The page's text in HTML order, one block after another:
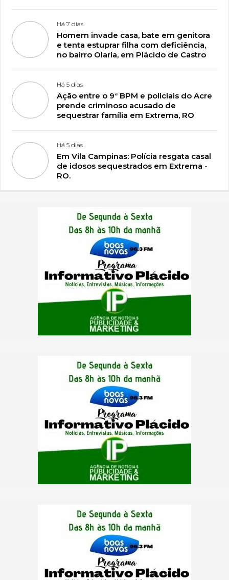
Há 7 dias
Homem invade casa, bate em genitora
e tenta estuprar filha com deficiência,
no bairro Olaria, em Plácido de Castro
Há 5 dias
Ação entre o 9ª BPM e policiais do Acre
prende criminoso acusado de
sequestrar família em Extrema, RO
Há 5 dias
Em Vila Campinas: Polícia resgata casal
de idosos sequestrados em Extrema -
RO.